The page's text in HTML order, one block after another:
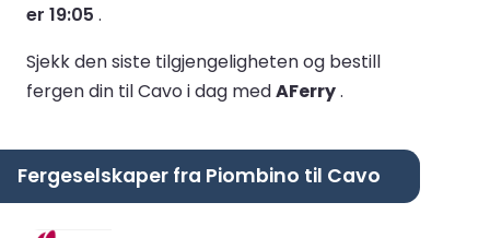
er 19:05 .
Sjekk den siste tilgjengeligheten og bestill
fergen din til Cavo i dag medAFerry.
Fergeselskaper fra Piombino til Cavo